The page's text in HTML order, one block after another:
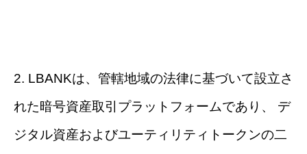
2. LBANKは、管轄地域の法律に基づいて設立さ
れた暗号資産取引プラットフォームであり、 デ
ジタル資産およびユーティリティトークンの二